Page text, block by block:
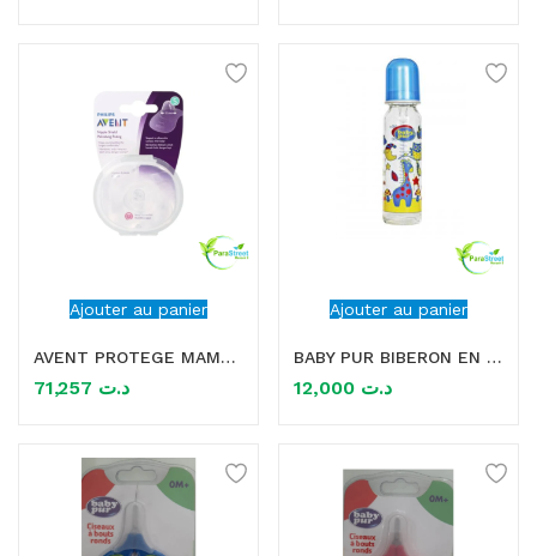
Ajouter au panier
AVENT PROTEGE MAMELONS 15MM SCF153/01
د.ت
Ajouter au panier
BABY PUR BIBERON EN VERRE 240ML
د.ت